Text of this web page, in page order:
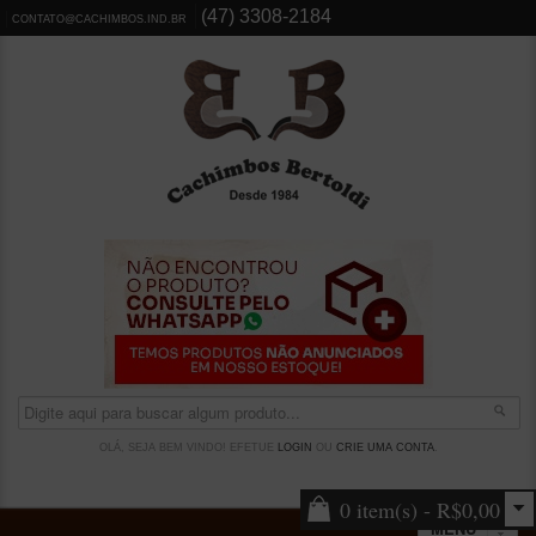
CONTATO@CACHIMBOS.IND.BR (47) 3308-2184
OLÁ, SEJA BEM VINDO! EFETUE LOGIN CRIE UMA CONTA.
0 item(s) - R$0,00
MENU